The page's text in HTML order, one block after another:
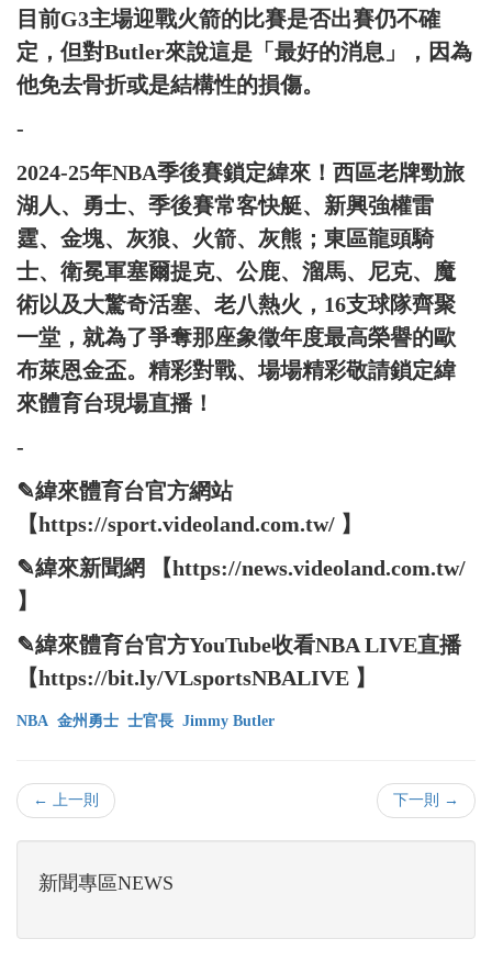
目前G3主場迎戰火箭的比賽是否出賽仍不確
定，但對Butler來說這是「最好的消息」，因為
他免去骨折或是結構性的損傷。
-
2024-25年NBA季後賽鎖定緯來！西區老牌勁旅
湖人、勇士、季後賽常客快艇、新興強權雷
霆、金塊、灰狼、火箭、灰熊；東區龍頭騎
士、衛冕軍塞爾提克、公鹿、溜馬、尼克、魔
術以及大驚奇活塞、老八熱火，16支球隊齊聚
一堂，就為了爭奪那座象徵年度最高榮譽的歐
布萊恩金盃。精彩對戰、場場精彩敬請鎖定緯
來體育台現場直播！
-
✎緯來體育台官方網站
【https://sport.videoland.com.tw/ 】
✎緯來新聞網 【https://news.videoland.com.tw/
】
✎緯來體育台官方YouTube收看NBA LIVE直播
【https://bit.ly/VLsportsNBALIVE 】
NBA 金州勇士 士官長 Jimmy Butler
← 上一則 下一則 →
新聞專區NEWS